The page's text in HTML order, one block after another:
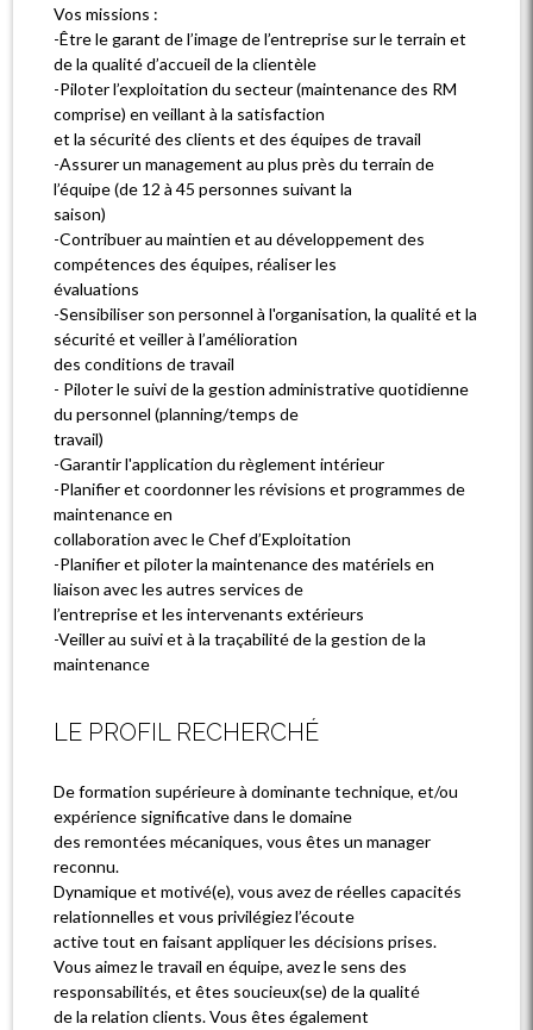
Vos missions :
-Être le garant de l’image de l’entreprise sur le terrain et
de la qualité d’accueil de la clientèle
-Piloter l’exploitation du secteur (maintenance des RM
comprise) en veillant à la satisfaction
et la sécurité des clients et des équipes de travail
-Assurer un management au plus près du terrain de
l’équipe (de 12 à 45 personnes suivant la
saison)
-Contribuer au maintien et au développement des
compétences des équipes, réaliser les
évaluations
-Sensibiliser son personnel à l'organisation, la qualité et la
sécurité et veiller à l’amélioration
des conditions de travail
- Piloter le suivi de la gestion administrative quotidienne
du personnel (planning/temps de
travail)
-Garantir l'application du règlement intérieur
-Planifier et coordonner les révisions et programmes de
maintenance en
collaboration avec le Chef d’Exploitation
-Planifier et piloter la maintenance des matériels en
liaison avec les autres services de
l’entreprise et les intervenants extérieurs
-Veiller au suivi et à la traçabilité de la gestion de la
maintenance
LE PROFIL RECHERCHÉ
De formation supérieure à dominante technique, et/ou
expérience significative dans le domaine
des remontées mécaniques, vous êtes un manager
reconnu.
Dynamique et motivé(e), vous avez de réelles capacités
relationnelles et vous privilégiez l’écoute
active tout en faisant appliquer les décisions prises.
Vous aimez le travail en équipe, avez le sens des
responsabilités, et êtes soucieux(se) de la qualité
de la relation clients. Vous êtes également